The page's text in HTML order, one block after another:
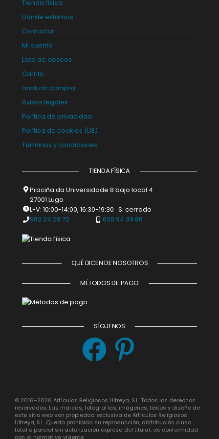
Tienda física
Dónde estamos
Contactar
Mi cuenta
Lista de deseos
Carrito
Finalizar compra
Avisos legales
Política de privacidad
Política de cookies (UE)
Términos y condiciones
TIENDA FÍSICA
Praciña da Universidade 8 bajo local 4
27001 Lugo
L-V: 10:00-14:00, 16:30-19:30 S: cerrado
982 24 29 72
630 94 39 86
QUÉ DICEN DE NOSOTROS
MÉTODOS DE PAGO
SÍGUENOS
© 2016–2026 Artículos Religiosos Ultreya, S.L. Todos los derechos
reservados. Las marcas, fotografías, imágenes, textos y diseño de
este sitio web son propiedad exclusiva de Artículos Religiosos
Ultreya, S.L. Queda prohibida su reproducción, distribución o uso
total o parcial sin autorización expresa del titular, de conformidad
con la normativa vigente.